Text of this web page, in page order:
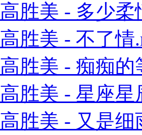
高胜美 - 多少柔
高胜美 - 不了情
高胜美 - 痴痴的
高胜美 - 星座星
高胜美 - 又是细